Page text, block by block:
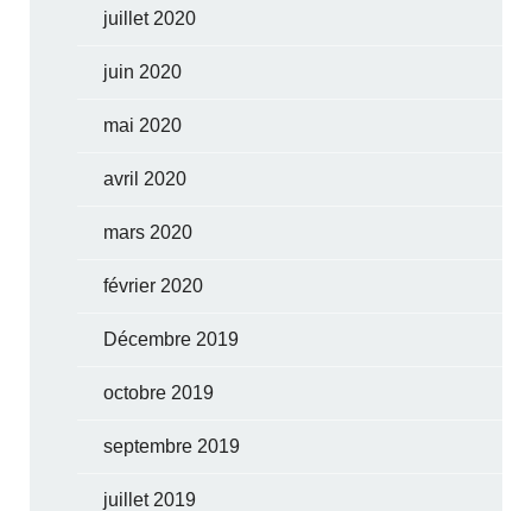
juillet 2020
juin 2020
mai 2020
avril 2020
mars 2020
février 2020
Décembre 2019
octobre 2019
septembre 2019
juillet 2019